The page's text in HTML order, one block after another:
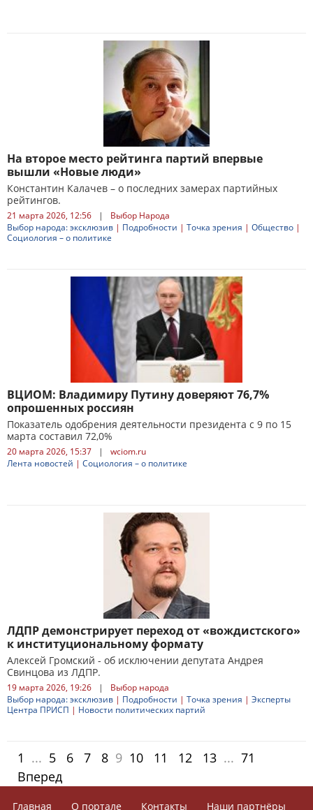
На второе место рейтинга партий впервые
вышли «Новые люди»
Константин Калачев – о последних замерах партийных
рейтингов.
21 марта 2026, 12:56 |
Выбор Народа
Выбор народа: эксклюзив | Подробности | Точка зрения | Общество |
Социология – о политике
ВЦИОМ: Владимиру Путину доверяют 76,7%
опрошенных россиян
Показатель одобрения деятельности президента с 9 по 15
марта составил 72,0%
20 марта 2026, 15:37 |
wciom.ru
Лента новостей | Социология – о политике
ЛДПР демонстрирует переход от «вождистского»
к институциональному формату
Алексей Громский - об исключении депутата Андрея
Свинцова из ЛДПР.
19 марта 2026, 19:26 |
Выбор народа
Выбор народа: эксклюзив | Подробности | Точка зрения | Эксперты
Центра ПРИСП | Новости политических партий
1 ... 5 6 7 8 9 10 11 12 13 ... 71
Вперед
Главная О портале Контакты Наши партнёры